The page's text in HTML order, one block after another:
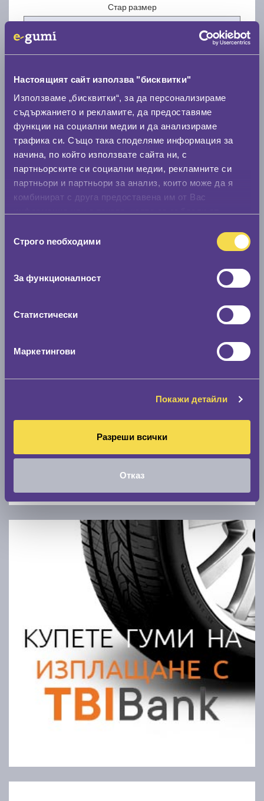
Настоящият сайт използва "бисквитки"
Използваме „бисквитки“, за да персонализираме
съдържанието и рекламите, да предоставяме
функции на социални медии и да анализираме
трафика си. Също така споделяме информация за
начина, по който използвате сайта ни, с
партньорските си социални медии, рекламните си
партньори и партньори за анализ, които може да я
комбинират с друга предоставена им от Вас
наСтрого nеобходими
За функционалност
Статистически
Маркетингови
Покажи детайли
Разреши всички
Отказ
Стар размер
Нов размер
Стар размер
По марка автомобил